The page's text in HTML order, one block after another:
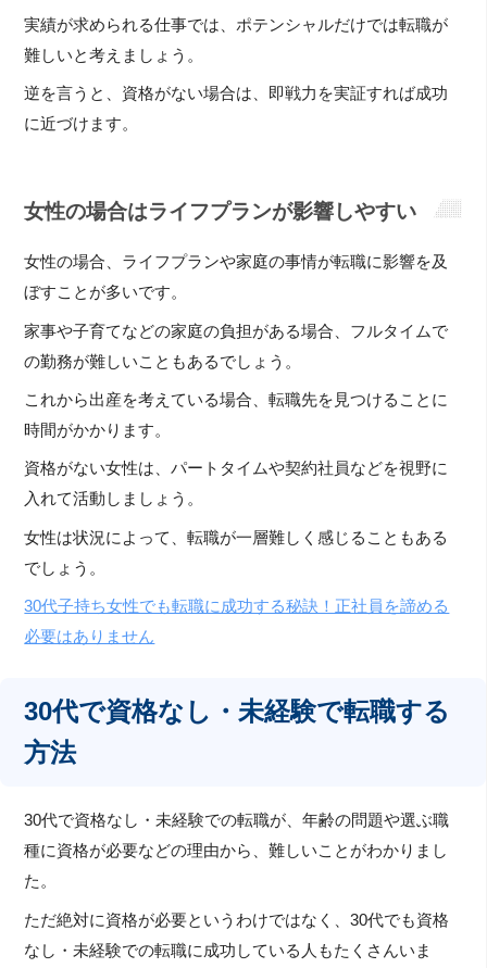
実績が求められる仕事では、ポテンシャルだけでは転職が
難しいと考えましょう。
逆を言うと、資格がない場合は、即戦力を実証すれば成功
に近づけます。
女性の場合はライフプランが影響しやすい
女性の場合、ライフプランや家庭の事情が転職に影響を及
ぼすことが多いです。
家事や子育てなどの家庭の負担がある場合、フルタイムで
の勤務が難しいこともあるでしょう。
これから出産を考えている場合、転職先を見つけることに
時間がかかります。
資格がない女性は、パートタイムや契約社員などを視野に
入れて活動しましょう。
女性は状況によって、転職が一層難しく感じることもある
でしょう。
30代子持ち女性でも転職に成功する秘訣！正社員を諦める
必要はありません
30代で資格なし・未経験で転職する
方法
30代で資格なし・未経験での転職が、年齢の問題や選ぶ職
種に資格が必要などの理由から、難しいことがわかりまし
た。
ただ絶対に資格が必要というわけではなく、30代でも資格
なし・未経験での転職に成功している人もたくさんいま